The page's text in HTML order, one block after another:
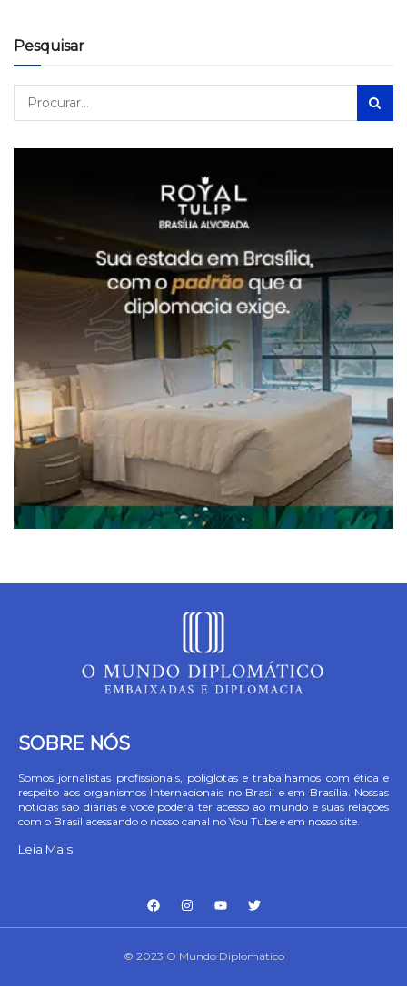
Pesquisar
SOBRE NÓS
Somos jornalistas profissionais, poliglotas e trabalhamos com ética e
respeito aos organismos Internacionais no Brasil e em Brasília. Nossas
notícias são diárias e você poderá ter acesso ao mundo e suas relações
com o Brasil acessando o nosso canal no You Tube e em nosso site.
Leia Mais
© 2023 O Mundo Diplomático